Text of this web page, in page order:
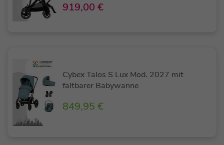
919,00 €
Cybex Talos S Lux Mod. 2027 mit
faltbarer Babywanne
849,95 €